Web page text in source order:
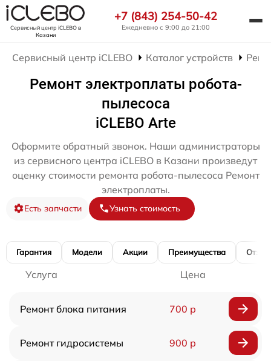
Сервисный центр iCLEBOв
Казани
+7 (843) 254-50-42
Ежедневно с 9:00 до 21:00
Сервисный центр iCLEBO Каталог устройств
Ремонт электроплаты робота-
пылесоса
iCLEBO Arte
Оформите обратный звонок. Наши администраторы
из сервисного центра iCLEBO в Казани произведут
оценку стоимости ремонта робота-пылесоса Ремонт
электроплаты.
Есть запчасти Узнать стоимость
Гарантия Модели Акции Преимущества
Услуга Цена
Ремонт блока питания 700 р
Ремонт гидросистемы 900 р